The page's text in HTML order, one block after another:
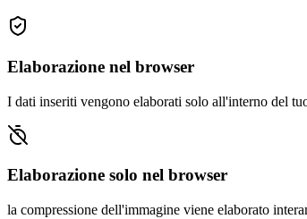
Elaborazione nel browser
I dati inseriti vengono elaborati solo all'interno del
Elaborazione solo nel browser
la compressione dell'immagine viene elaborato